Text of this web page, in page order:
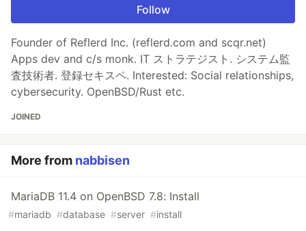
Follow
Founder of Reflerd Inc. (reflerd.com and scqr.net)
Apps dev and c/s monk. IT ストラテジスト. システム監
査技術者. 登録セキスペ. Interested: Social relationships,
cybersecurity. OpenBSD/Rust etc.
JOINED
More from nabbisen
MariaDB 11.4 on OpenBSD 7.8: Install
#mariadb #database #server #install